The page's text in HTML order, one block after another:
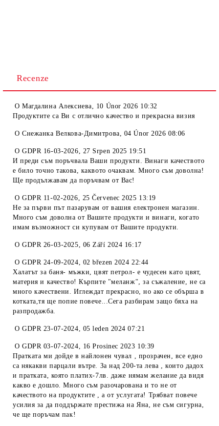
Recenze
OМагдалина Алексиева, 10 Únor 2026 10:32
Продуктите са Ви с отлично качество и прекрасна визия
OСнежанка Велкова-Димитрова, 04 Únor 2026 08:06
OGDPR 16-03-2026, 27 Srpen 2025 19:51
И преди съм поръчвала Ваши продукти. Винаги качеството
е било точно такова, каквото очаквам. Много съм доволна!
Ще продължавам да поръчвам от Вас!
OGDPR 11-02-2026, 25 Červenec 2025 13:19
Не за първи път пазарувам от вашия електронен магазин.
Много съм доволна от Вашите продукти и винаги, когато
имам възможност си купувам от Вашите продукти.
OGDPR 26-03-2025, 06 Září 2024 16:17
OGDPR 24-09-2024, 02 březen 2024 22:44
Халатът за баня- мъжки, цвят петрол- е чудесен като цвят,
материя и качество! Кърпите "меланж", за съжаление, не са
много качествени. Иглеждат прекрасно, но ако се обърша в
котката,тя ще попие повече...Сега разбирам защо бяха на
разпродажба.
OGDPR 23-07-2024, 05 leden 2024 07:21
OGDPR 03-07-2024, 16 Prosinec 2023 10:39
Пратката ми дойде в найлонен чувал , прозрачен, все едно
са някакви парцали вътре. За над 200-та лева , които дадох
и пратката, която платих-7лв. даже нямам желание да видя
какво е дошло. Много съм разочарована и то не от
качеството на продуктите , а от услугата! Трябват повече
усилия за да поддържате престижа на Яна, не съм сигурна,
че ще поръчам пак!